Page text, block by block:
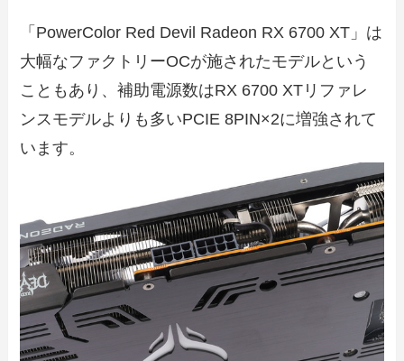
「PowerColor Red Devil Radeon RX 6700 XT」は
大幅なファクトリーOCが施されたモデルという
こともあり、補助電源数はRX 6700 XTリファレ
ンスモデルよりも多いPCIE 8PIN×2に増強されて
います。